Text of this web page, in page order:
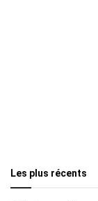
Les plus récents